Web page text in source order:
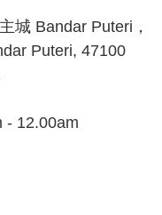
城 Bandar Puteri，
Puteri, 47100
- 12.00am